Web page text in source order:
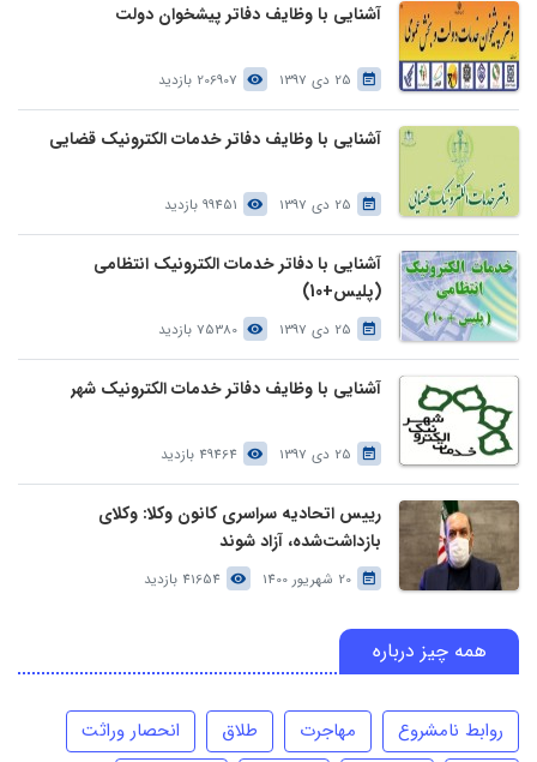
آشنایی با وظایف دفاتر پیشخوان دولت
25 دی 1397 206907 بازدید
آشنایی با وظایف دفاتر خدمات الکترونیک قضایی
25 دی 1397 99451 بازدید
آشنایی با دفاتر خدمات الکترونیک انتظامی
(پلیس+10)
25 دی 1397 75380 بازدید
آشنایی با وظایف دفاتر خدمات الکترونیک شهر
25 دی 1397 49464 بازدید
رییس اتحادیه سراسری کانون وکلا: وکلای
بازداشت‌شده، آزاد شوند
20 شهریور 1400 41654 بازدید
همه چیز درباره
روابط نامشروع مهاجرت طلاق
انحصار وراثت